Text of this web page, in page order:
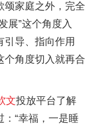
颂家庭之外，完全
展”这个角度入
引导、指向作用
个角度切入就再合
文投放平台了解
“幸福，一是睡